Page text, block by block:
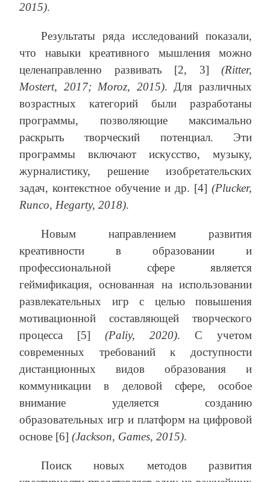
2015).
Результаты ряда исследований показали,
что навыки креативного мышления можно
целенаправленно развивать [2, 3] (Ritter,
Mostert, 2017; Moroz, 2015). Для различных
возрастных категорий были разработаны
программы, позволяющие максимально
раскрыть творческий потенциал. Эти
программы включают искусство, музыку,
журналистику, решение изобретательских
задач, контекстное обучение и др. [4] (Plucker,
Runco, Hegarty, 2018).
Новым направлением развития
креативности в образовании и
профессиональной сфере является
геймификация, основанная на использовании
развлекательных игр с целью повышения
мотивационной составляющей творческого
процесса [5] (Paliy, 2020). С учетом
современных требований к доступности
дистанционных видов образования и
коммуникации в деловой сфере, особое
внимание уделяется созданию
образовательных игр и платформ на цифровой
основе [6] (Jackson, Games, 2015).
Поиск новых методов развития